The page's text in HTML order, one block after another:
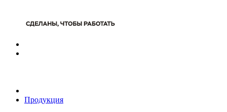
Продукция